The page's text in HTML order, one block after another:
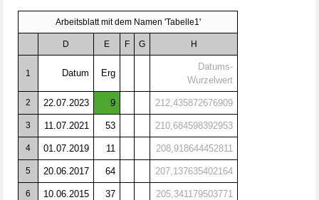
Arbeitsblatt mit dem Namen 'Tabelle1'
D E F G H
1 Datum Erg
Datums-
Wurzelwert
2 22.07.2023 9 212,435872676909
3 11.07.2021 53 210,684598392953
4 01.07.2019 11 208,918644452811
5 20.06.2017 64 207,137635402164
6 10.06.2015 37 205,341179503771